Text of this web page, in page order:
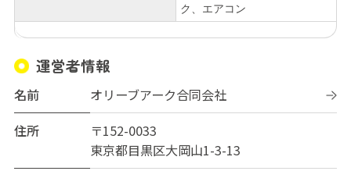
ク、エアコン
運営者情報
名前
オリーブアーク合同会社
住所
〒152-0033
東京都目黒区大岡山1-3-13